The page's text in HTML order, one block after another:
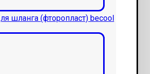
шланга (фторопласт) becool